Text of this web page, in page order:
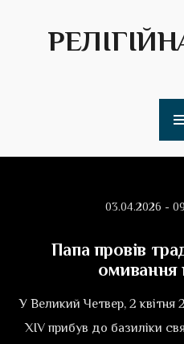
03.04.2026 -
Папа провів
омивання
У Великий Четвер, 2 квітня
XIV прибув до базиліки